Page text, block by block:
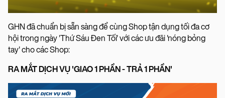
GHN đã chuẩn bị sẵn sàng để cùng Shop tận dụng tối đa cơ
hội trong ngày 'Thứ Sáu Đen Tối' với các ưu đãi 'nóng bỏng
tay' cho các Shop:
RA MẮT DỊCH VỤ 'GIAO 1 PHẦN - TRẢ 1 PHẦN'